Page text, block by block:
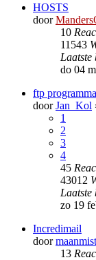
HOSTS
door
10
11543
Laatste
do 04
ftp
doorJan_Kol
1
2
3
4
45
43012
Laatste
zo 19
Incredimail
doormaanmist
13